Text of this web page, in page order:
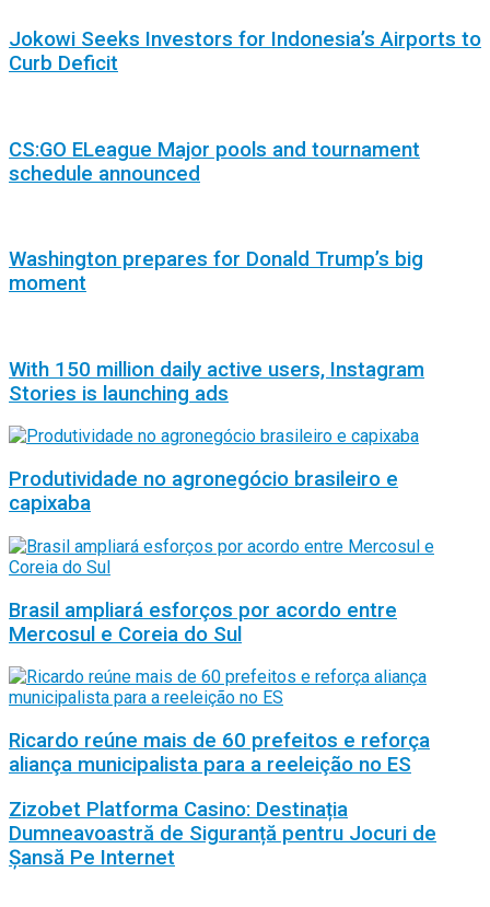
Jokowi Seeks Investors for Indonesia’s Airports to
Curb Deficit
CS:GO ELeague Major pools and tournament
schedule announced
Washington prepares for Donald Trump’s big
moment
With 150 million daily active users, Instagram
Stories is launching ads
Produtividade no agronegócio brasileiro e
capixaba
Brasil ampliará esforços por acordo entre
Mercosul e Coreia do Sul
Ricardo reúne mais de 60 prefeitos e reforça
aliança municipalista para a reeleição no ES
Zizobet Platforma Casino: Destinația
Dumneavoastră de Siguranță pentru Jocuri de
Șansă Pe Internet